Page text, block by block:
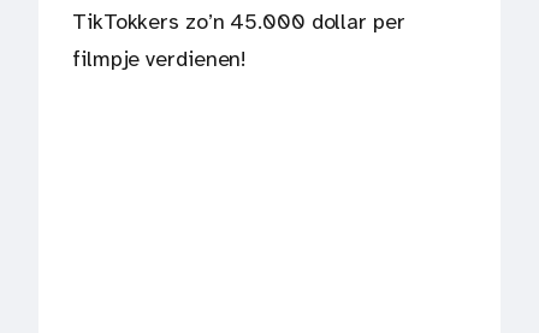
TikTokkers zo’n 45.000 dollar per
filmpje verdienen!